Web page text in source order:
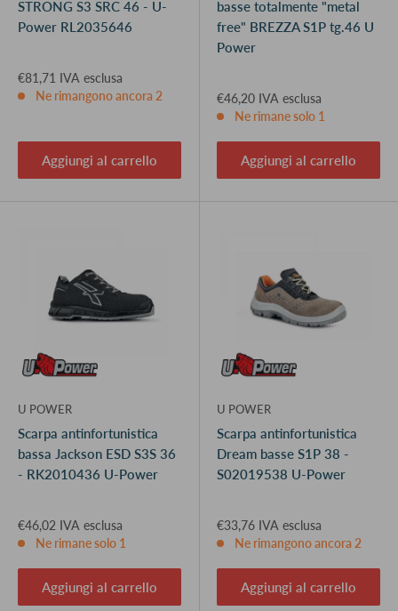
STRONG S3 SRC 46 - U-
Power RL2035646
€81,71 IVA esclusa
Ne rimangono ancora 2
Aggiungi al carrello
basse totalmente "metal
free" BREZZA S1P tg.46 U
Power
€46,20 IVA esclusa
Ne rimane solo 1
Aggiungi al carrello
U POWER
Scarpa antinfortunistica
bassa Jackson ESD S3S 36
- RK2010436 U-Power
€46,02 IVA esclusa
Ne rimane solo 1
Aggiungi al carrello
U POWER
Scarpa antinfortunistica
Dream basse S1P 38 -
S02019538 U-Power
€33,76 IVA esclusa
Ne rimangono ancora 2
Aggiungi al carrello